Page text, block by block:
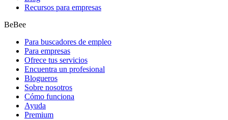
Recursos para empresas
BeBee
Para buscadores de empleo
Para empresas
Ofrece tus servicios
Encuentra un profesional
Blogueros
Sobre nosotros
Cómo funciona
Ayuda
Premium